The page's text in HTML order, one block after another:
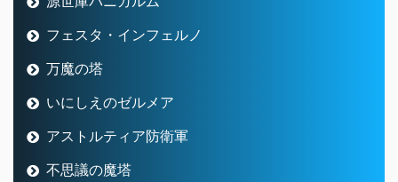
フェスタ・インフェルノ
万魔の塔
いにしえのゼルメア
アストルティア防衛軍
不思議の魔塔